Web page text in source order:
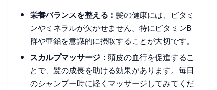
栄養バランスを整える：髪の健康には、ビタミ
ンやミネラルが欠かせません。特にビタミンB
群や亜鉛を意識的に摂取することが大切です。
スカルプマッサージ：頭皮の血行を促進するこ
とで、髪の成長を助ける効果があります。毎日
のシャンプー時に軽くマッサージしてみてくだ